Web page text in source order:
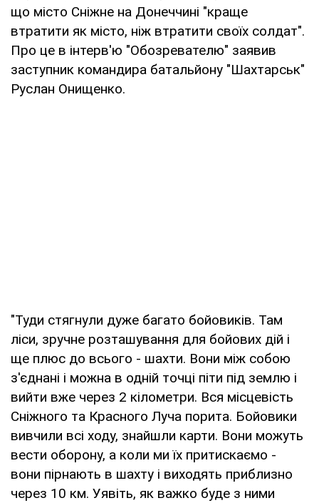
що місто Сніжне на Донеччині "краще
втратити як місто, ніж втратити своїх солдат".
Про це в інтерв'ю "Обозревателю" заявив
заступник командира батальйону "Шахтарськ"
Руслан Онищенко.
"Туди стягнули дуже багато бойовиків. Там
ліси, зручне розташування для бойових дій і
ще плюс до всього - шахти. Вони між собою
з'єднані і можна в одній точці піти під землю і
вийти вже через 2 кілометри. Вся місцевість
Сніжного та Красного Луча порита. Бойовики
вивчили всі ходу, знайшли карти. Вони можуть
вести оборону, а коли ми їх притискаємо -
вони пірнають в шахту і виходять приблизно
через 10 км. Уявіть, як важко буде з ними